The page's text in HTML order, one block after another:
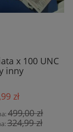
x 100 UNC
inny
zł
499,00 zł
324,99 zł